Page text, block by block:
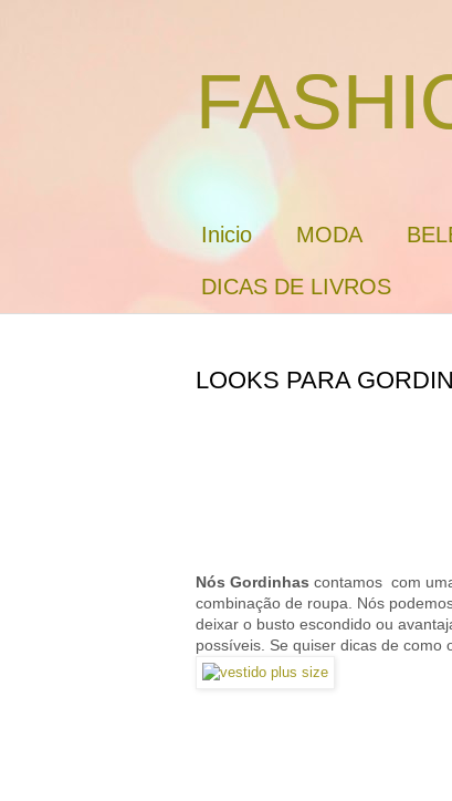
Inicio MODA
DICAS DE LIVROS
LOOKS PARA
Nós Gordinhas contamos com
combinação de roupa. Nós
deixar o busto escondido ou
possíveis. Se quiser dicas de como